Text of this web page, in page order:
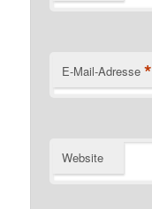
E-Mail-Adresse *
Website